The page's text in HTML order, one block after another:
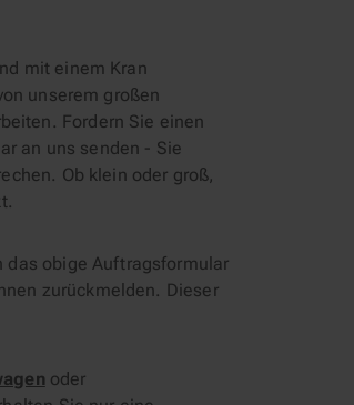
mit einem Kran
unserem großen
Fordern Sie einen
an uns senden - Sie
Ob klein oder groß,
das obige Auftragsformular
zurückmelden. Dieser
oder